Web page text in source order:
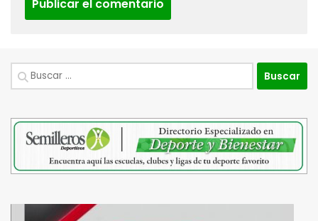
Buscar: